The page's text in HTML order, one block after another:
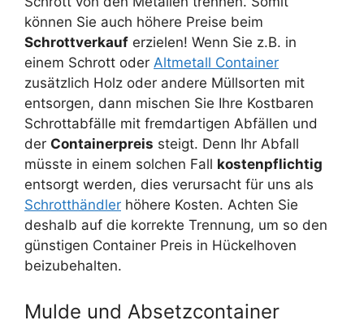
können Sie auch höhere Preise beim
Schrottverkauf erzielen! Wenn Sie z.B. in
einem Schrott oder Altmetall Container
zusätzlich Holz oder andere Müllsorten mit
entsorgen, dann mischen Sie Ihre Kostbaren
Schrottabfälle mit fremdartigen Abfällen und
der Containerpreis steigt. Denn Ihr Abfall
müsste in einem solchen Fall kostenpflichtig
entsorgt werden, dies verursacht für uns als
Schrotthändler höhere Kosten. Achten Sie
deshalb auf die korrekte Trennung, um so den
günstigen Container Preis in Hückelhoven
beizubehalten.
Mulde und Absetzcontainer